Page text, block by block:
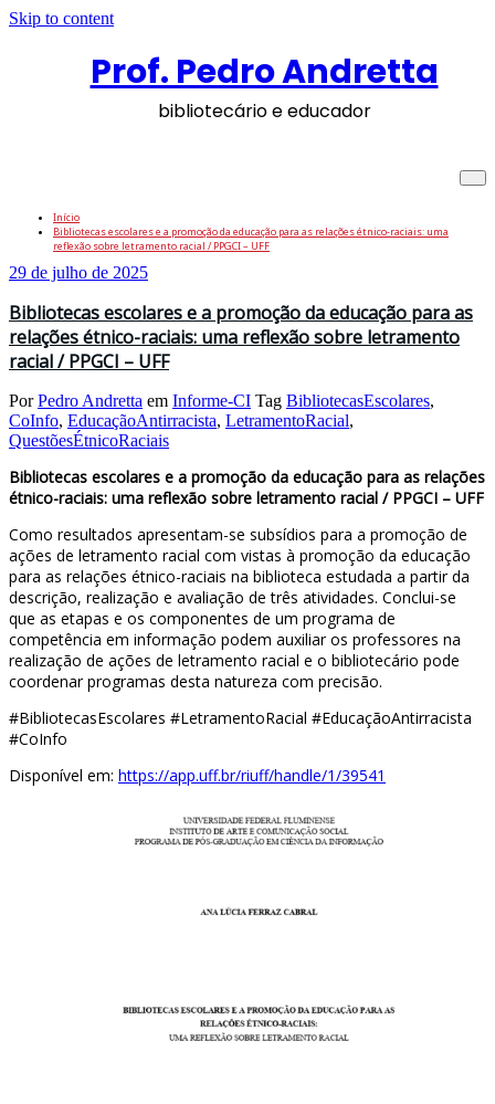
Skip to content
Prof. Pedro Andretta
bibliotecário e educador
Início
Bibliotecas escolares e a promoção da educação para as relações étnico-raciais: uma
reflexão sobre letramento racial / PPGCI – UFF
29 de julho de 2025
Bibliotecas escolares e a promoção da educação para as
relações étnico-raciais: uma reflexão sobre letramento
racial / PPGCI – UFF
PorPedro Andretta em Informe-CI Tag BibliotecasEscolares,
CoInfo, EducaçãoAntirracista, LetramentoRacial,
QuestõesÉtnicoRaciais
Bibliotecas escolares e a promoção da educação para as relações
étnico-raciais: uma reflexão sobre letramento racial / PPGCI – UFF
Como resultados apresentam-se subsídios para a promoção de
ações de letramento racial com vistas à promoção da educação
para as relações étnico-raciais na biblioteca estudada a partir da
descrição, realização e avaliação de três atividades. Conclui-se
que as etapas e os componentes de um programa de
competência em informação podem auxiliar os professores na
realização de ações de letramento racial e o bibliotecário pode
coordenar programas desta natureza com precisão.
#BibliotecasEscolares #LetramentoRacial #EducaçãoAntirracista
#CoInfo
Disponível em: https://app.uff.br/riuff/handle/1/39541